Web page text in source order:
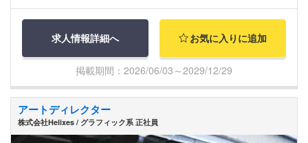
求人情報詳細へ お気に入りに追加
掲載期間：2026/06/03～2029/12/29
アートディレクター
株式会社Helixes / グラフィック系 正社員